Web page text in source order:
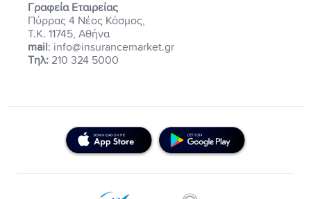
Γραφεία Εταιρείας
Πύρρας 4 Νέος Κόσμος,
Τ.Κ. 11745, Αθήνα
mail: info@insurancemarket.gr
Τηλ: 210 324 5000